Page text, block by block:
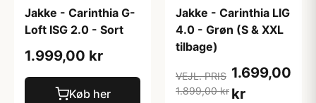
Jakke - Carinthia G-
Loft ISG 2.0 - Sort
1.999,00 kr
Køb her
Jakke - Carinthia LIG
4.0 - Grøn (S & XXL
tilbage)
VEJL. PRIS
1.899,00 kr
1.699,00
kr